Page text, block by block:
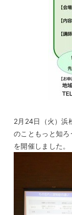
2月24日（火）浜
のこともっと知ろ
を開催しました。